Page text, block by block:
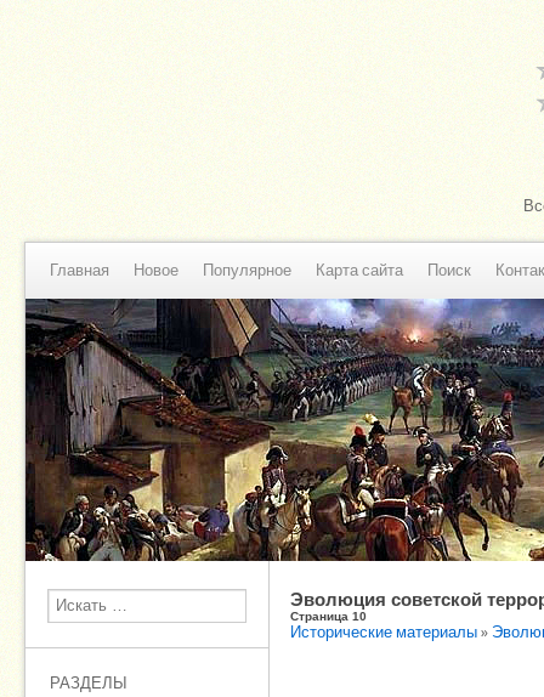
Главная Новое Популярное Карта сайта Поиск
Поиск
РАЗДЕЛЫ
Эволюция советской
Страница 10
Исторические материалы »